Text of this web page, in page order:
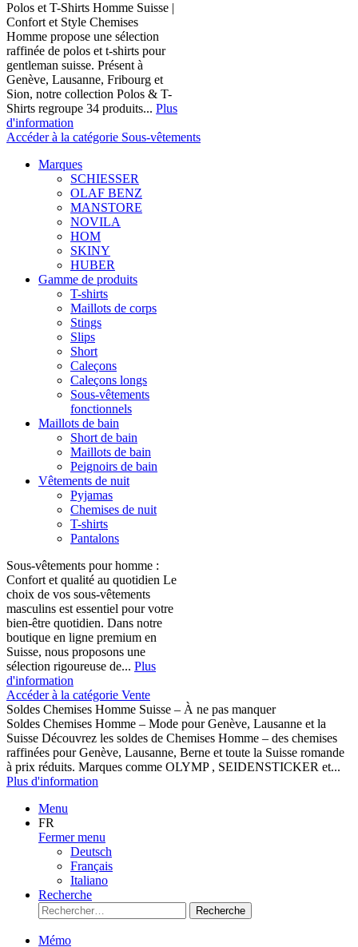
Polos et T-Shirts Homme Suisse |
Confort et Style Chemises
Homme propose une sélection
raffinée de polos et t-shirts pour
gentleman suisse. Présent à
Genève, Lausanne, Fribourg et
Sion, notre collection Polos & T-
Shirts regroupe 34 produits... Plus
d'information
Accéder à la catégorie Sous-vêtements
Marques
SCHIESSER
OLAF BENZ
MANSTORE
NOVILA
HOM
SKINY
HUBER
Gamme de produits
T-shirts
Maillots de corps
Stings
Slips
Short
Caleçons
Caleçons longs
Sous-vêtements
fonctionnels
Maillots de bain
Short de bain
Maillots de bain
Peignoirs de bain
Vêtements de nuit
Pyjamas
Chemises de nuit
T-shirts
Pantalons
Sous-vêtements pour homme :
Confort et qualité au quotidien Le
choix de vos sous-vêtements
masculins est essentiel pour votre
bien-être quotidien. Dans notre
boutique en ligne premium en
Suisse, nous proposons une
sélection rigoureuse de... Plus
d'information
Accéder à la catégorie Vente
Soldes Chemises Homme Suisse – À ne pas manquer
Soldes Chemises Homme – Mode pour Genève, Lausanne et la
Suisse Découvrez les soldes de Chemises Homme – des chemises
raffinées pour Genève, Lausanne, Berne et toute la Suisse romande
à prix réduits. Marques comme OLYMP , SEIDENSTICKER et...
Plus d'information
Menu
FR
Fermer menu
Deutsch
Français
Italiano
Recherche
Recherche
Mémo